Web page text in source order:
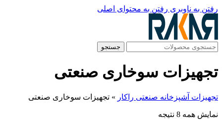
رفتن به ناوبری رفتن به محتوای اصلی
جستجو
تجهیزات سوخاری صنعتی
تجهیزات آشپزخانه صنعتی راکار » تجهیزات سوخاری صنعتی
نمایش همه 8 نتیجه